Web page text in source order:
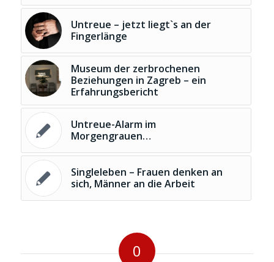
Untreue – jetzt liegt`s an der
Fingerlänge
Museum der zerbrochenen
Beziehungen in Zagreb – ein
Erfahrungsbericht
Untreue-Alarm im
Morgengrauen…
Singleleben – Frauen denken an
sich, Männer an die Arbeit
0